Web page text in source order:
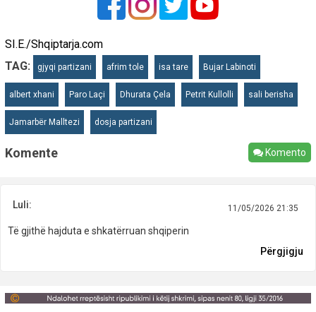
SI.E./Shqiptarja.com
TAG:
gjyqi partizani afrim tole isa tare Bujar Labinoti
albert xhani Paro Laçi Dhurata Çela Petrit Kullolli sali berisha
Jamarbër Malltezi dosja partizani
Komente Komento
Luli: 11/05/2026 21:35
Të gjithë hajduta e shkatërruan shqiperin
Përgjigju